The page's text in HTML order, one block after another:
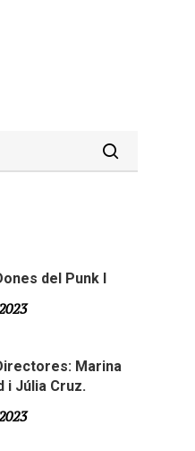
del Punk I
Marina
i Júlia Cruz.
Temporada 5
Temporada 4
Agraïments
Email: